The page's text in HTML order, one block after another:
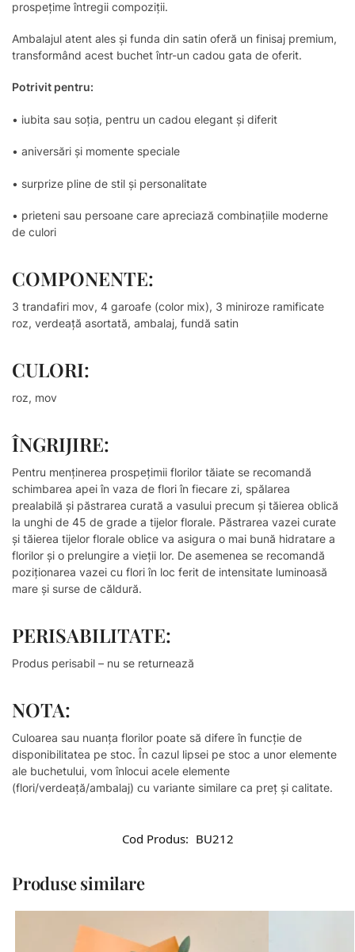
prospețime întregii compoziții.
Ambalajul atent ales și funda din satin oferă un finisaj premium,
transformând acest buchet într-un cadou gata de oferit.
Potrivit pentru:
• iubita sau soția, pentru un cadou elegant și diferit
• aniversări și momente speciale
• surprize pline de stil și personalitate
• prieteni sau persoane care apreciază combinațiile moderne
de culori
COMPONENTE:
3 trandafiri mov, 4 garoafe (color mix), 3 miniroze ramificate
roz, verdeață asortată, ambalaj, fundă satin
CULORI:
roz, mov
ÎNGRIJIRE:
Pentru menținerea prospețimii florilor tăiate se recomandă
schimbarea apei în vaza de flori în fiecare zi, spălarea
prealabilă și păstrarea curată a vasului precum și tăierea oblică
la unghi de 45 de grade a tijelor florale. Păstrarea vazei curate
și tăierea tijelor florale oblice va asigura o mai bună hidratare a
florilor și o prelungire a vieții lor. De asemenea se recomandă
poziționarea vazei cu flori în loc ferit de intensitate luminoasă
mare și surse de căldură.
PERISABILITATE:
Produs perisabil – nu se returnează
NOTA:
Culoarea sau nuanţa florilor poate să difere în funcție de
disponibilitatea pe stoc. În cazul lipsei pe stoc a unor elemente
ale buchetului, vom înlocui acele elemente
(flori/verdeață/ambalaj) cu variante similare ca preț și calitate.
Cod Produs: BU212
Produse similare